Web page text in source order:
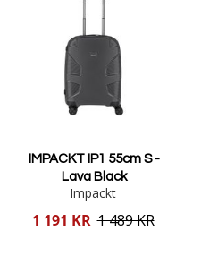
IMPACKT IP1 55cm S -
Lava Black
Impackt
Reducerat
1 191 KR 1 489 KR